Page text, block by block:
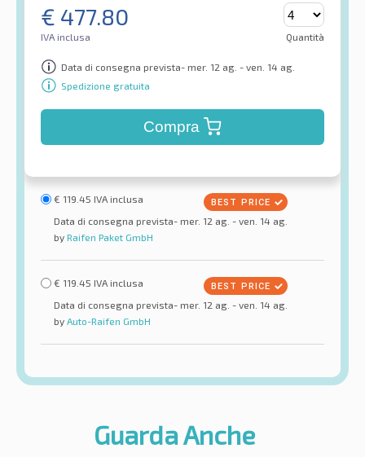
€ 477.80
IVA inclusa Quantità
Data di consegna prevista- mer. 12 ag. - ven. 14 ag.
Spedizione gratuita
Compra
€ 119.45 IVA inclusa
Data di consegna prevista- mer. 12 ag. - ven. 14 ag.
by Raifen Paket GmbH
€ 119.45 IVA inclusa
Data di consegna prevista- mer. 12 ag. - ven. 14 ag.
by Auto-Raifen GmbH
Guarda Anche